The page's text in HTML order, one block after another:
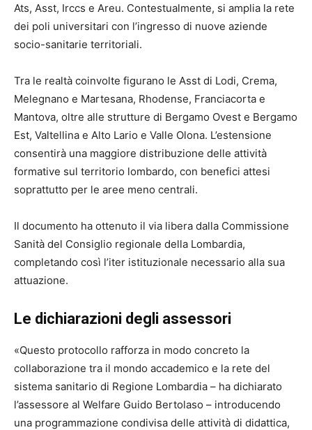
Ats, Asst, Irccs e Areu. Contestualmente, si amplia la rete
dei poli universitari con l’ingresso di nuove aziende
socio-sanitarie territoriali.
Tra le realtà coinvolte figurano le Asst di Lodi, Crema,
Melegnano e Martesana, Rhodense, Franciacorta e
Mantova, oltre alle strutture di Bergamo Ovest e Bergamo
Est, Valtellina e Alto Lario e Valle Olona. L’estensione
consentirà una maggiore distribuzione delle attività
formative sul territorio lombardo, con benefici attesi
soprattutto per le aree meno centrali.
Il documento ha ottenuto il via libera dalla Commissione
Sanità del Consiglio regionale della Lombardia,
completando così l’iter istituzionale necessario alla sua
attuazione.
Le dichiarazioni degli assessori
«Questo protocollo rafforza in modo concreto la
collaborazione tra il mondo accademico e la rete del
sistema sanitario di Regione Lombardia – ha dichiarato
l’assessore al Welfare Guido Bertolaso – introducendo
una programmazione condivisa delle attività di didattica,